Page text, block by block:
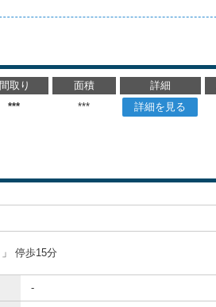
間取り 面積 詳細
*** *** 詳細を見る
停歩15分
-